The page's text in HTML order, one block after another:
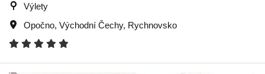
Výlety
Opočno, Východní Čechy, Rychnovsko